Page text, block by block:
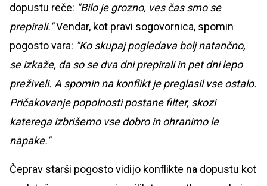
dopustu reče: "Bilo je grozno, ves čas smo se
prepirali."Vendar, kot pravi sogovornica, spomin
pogosto vara: "Ko skupaj pogledava bolj natančno,
se izkaže, da so se dva dni prepirali in pet dni lepo
preživeli. A spomin na konflikt je preglasil vse ostalo.
Pričakovanje popolnosti postane filter, skozi
katerega izbrišemo vse dobro in ohranimo le
napake."
Čeprav starši pogosto vidijo konflikte na dopustu kot